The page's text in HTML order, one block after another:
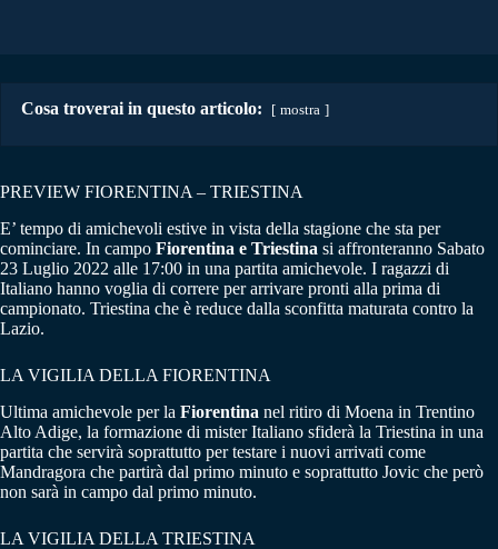
Cosa troverai in questo articolo: mostra
PREVIEW FIORENTINA – TRIESTINA
E’ tempo di amichevoli estive in vista della stagione che sta per
cominciare. In campo Fiorentina e Triestina si affronteranno Sabato
23 Luglio 2022 alle 17:00 in una partita amichevole. I ragazzi di
Italiano hanno voglia di correre per arrivare pronti alla prima di
campionato. Triestina che è reduce dalla sconfitta maturata contro la
Lazio.
LA VIGILIA DELLA FIORENTINA
Ultima amichevole per la Fiorentina nel ritiro di Moena in Trentino
Alto Adige, la formazione di mister Italiano sfiderà la Triestina in una
partita che servirà soprattutto per testare i nuovi arrivati come
Mandragora che partirà dal primo minuto e soprattutto Jovic che però
non sarà in campo dal primo minuto.
LA VIGILIA DELLA TRIESTINA